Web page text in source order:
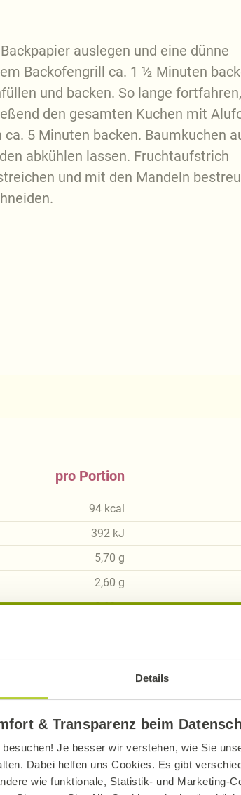
Details
& Transparenz beim
Je besser wir verstehen, wie Sie
Dabei helfen uns Cookies. Es gibt
wie funktionale, Statistik- und Marketing-
auslegen und eine dünne
Backofengrill ca. 1 ½ Minuten
und backen. So lange
den gesamten Kuchen mit
5 Minuten backen. Baumkuchen
abkühlen lassen. Fruchtaufstrich
und mit den Mandeln
pro Portion
94 kcal
392 kJ
5,70 g
2,60 g
8,62g
0,56g